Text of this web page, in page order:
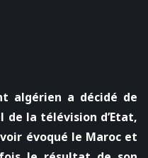
algérien a décidé de
la télévision d’Etat,
évoqué le Maroc et